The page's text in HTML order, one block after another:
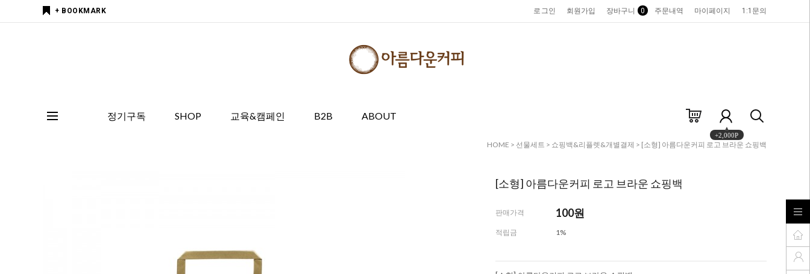
+ BOOKMARK 로그인 회원가입 장바구니 0 주문내역 마이페이지 1:1문의
정기구독 SHOP 교육&캠페인 B2B ABOUT
+2,000P
HOME > 선물세트 > 쇼핑백&리플렛&개별결제 > [소형] 아름다운커피 로고 브라운 쇼핑백
[소형] 아름다운커피 로고 브라운 쇼핑백
판매가격 100원
적립금 1%